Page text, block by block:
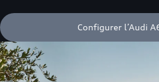
Configurer l’Audi